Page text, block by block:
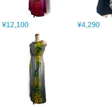
¥12,100 ¥4,290